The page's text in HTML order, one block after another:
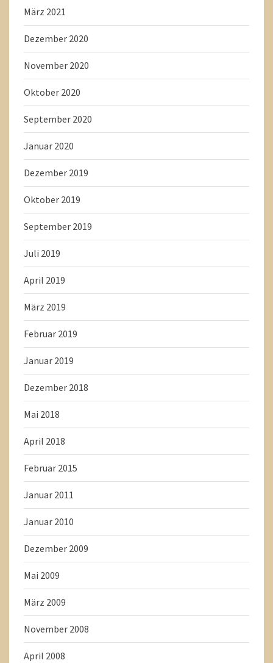
März 2021
Dezember 2020
November 2020
Oktober 2020
September 2020
Januar 2020
Dezember 2019
Oktober 2019
September 2019
Juli 2019
April 2019
März 2019
Februar 2019
Januar 2019
Dezember 2018
Mai 2018
April 2018
Februar 2015
Januar 2011
Januar 2010
Dezember 2009
Mai 2009
März 2009
November 2008
April 2008